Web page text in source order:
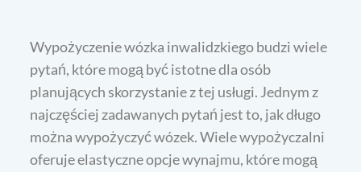
Wypożyczenie wózka inwalidzkiego budzi wiele
pytań, które mogą być istotne dla osób
planujących skorzystanie z tej usługi. Jednym z
najczęściej zadawanych pytań jest to, jak długo
można wypożyczyć wózek. Wiele wypożyczalni
oferuje elastyczne opcje wynajmu, które mogą